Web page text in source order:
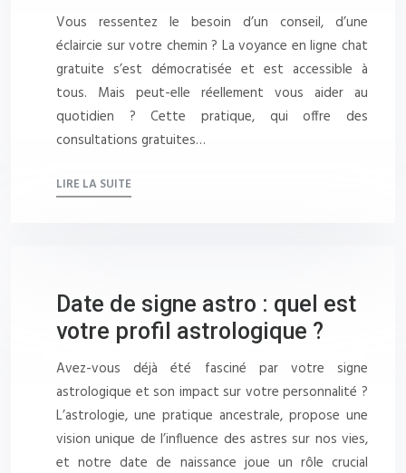
Vous ressentez le besoin d’un conseil, d’une
éclaircie sur votre chemin ? La voyance en ligne chat
gratuite s’est démocratisée et est accessible à
tous. Mais peut-elle réellement vous aider au
quotidien ? Cette pratique, qui offre des
consultations gratuites…
LIRE LA SUITE
Date de signe astro : quel est
votre profil astrologique ?
Avez-vous déjà été fasciné par votre signe
astrologique et son impact sur votre personnalité ?
L’astrologie, une pratique ancestrale, propose une
vision unique de l’influence des astres sur nos vies,
et notre date de naissance joue un rôle crucial